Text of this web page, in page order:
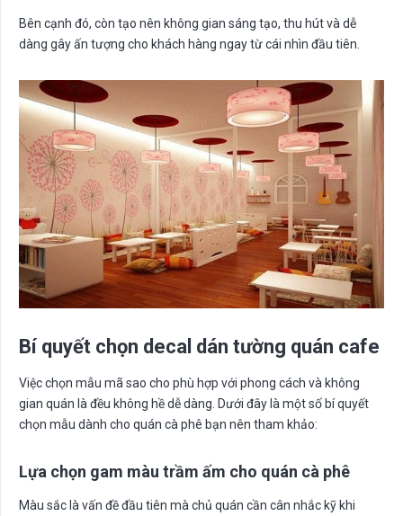
Bên cạnh đó, còn tạo nên không gian sáng tạo, thu hút và dễ
dàng gây ấn tượng cho khách hàng ngay từ cái nhìn đầu tiên.
Bí quyết chọn decal dán tường quán cafe
Việc chọn mẫu mã sao cho phù hợp với phong cách và không
gian quán là đều không hề dễ dàng. Dưới đây là một số bí quyết
chọn mẫu dành cho quán cà phê bạn nên tham khảo:
Lựa chọn gam màu trầm ấm cho quán cà phê
Màu sắc là vấn đề đầu tiên mà chủ quán cần cân nhắc kỹ khi